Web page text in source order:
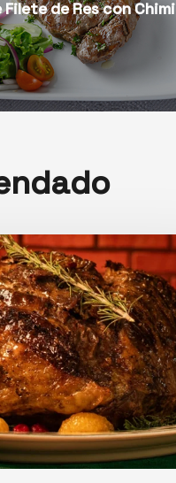
de Res con